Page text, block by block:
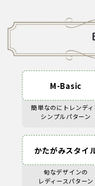
M-Basic
簡単なのにトレンデ
シンプルパターン
かたがみスタイ
旬なデザインの
レディースパターン